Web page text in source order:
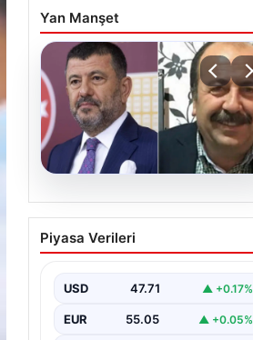
Yan Manşet
06.08.2026
Veli Ağbaba’nın ağabeyi
Hür Ağbaba tutuklandı
Piyasa Verileri
USD 47.71 ▲ +0.17%
EUR 55.05 ▲ +0.05%